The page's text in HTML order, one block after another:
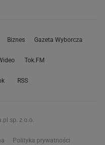
Biznes Gazeta Wyborcza
Tok.FM
RSS
sp. z o.o.
Polityka prywatności